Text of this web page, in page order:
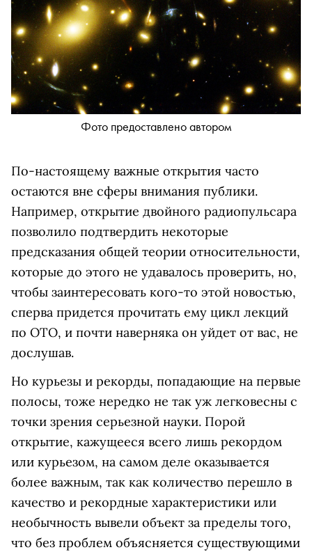
Фото предоставлено автором
По-настоящему важные открытия часто
остаются вне сферы внимания публики.
Например, открытие двойного радиопульсара
позволило подтвердить некоторые
предсказания общей теории относительности,
которые до этого не удавалось проверить, но,
чтобы заинтересовать кого-то этой новостью,
сперва придется прочитать ему цикл лекций
по ОТО, и почти наверняка он уйдет от вас, не
дослушав.
Но курьезы и рекорды, попадающие на первые
полосы, тоже нередко не так уж легковесны с
точки зрения серьезной науки. Порой
открытие, кажущееся всего лишь рекордом
или курьезом, на самом деле оказывается
более важным, так как количество перешло в
качество и рекордные характеристики или
необычность вывели объект за пределы того,
что без проблем объясняется существующими